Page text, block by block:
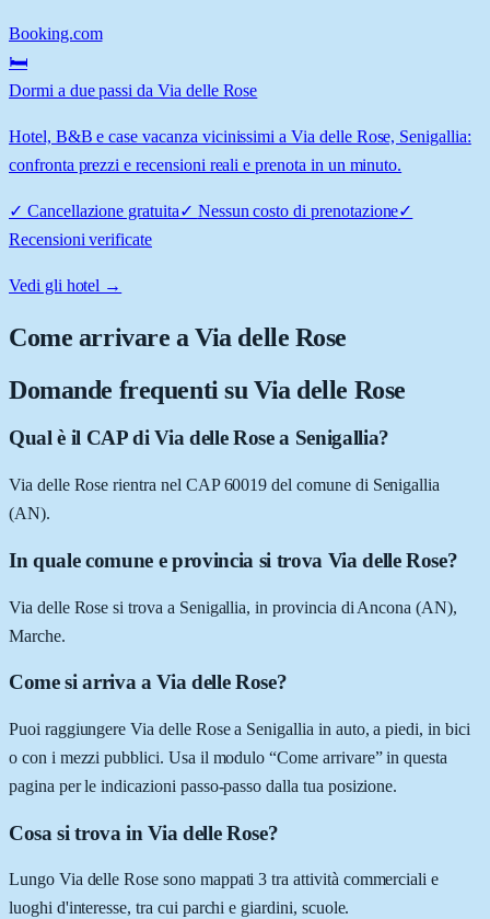
Booking.com
🛏️
Dormi a due passi da Via delle Rose
Hotel, B&B e case vacanza vicinissimi a Via delle Rose, Senigallia:
confronta prezzi e recensioni reali e prenota in un minuto.
✓ Cancellazione gratuita✓ Nessun costo di prenotazione✓
Recensioni verificate
Vedi gli hotel →
Come arrivare aVia delle Rose
Domande frequenti su Via delle Rose
Qual è il CAP di Via delle Rose a Senigallia?
Via delle Rose rientra nel CAP 60019 del comune di Senigallia
(AN).
In quale comune e provincia si trova Via delle Rose?
Via delle Rose si trova a Senigallia, in provincia di Ancona (AN),
Marche.
Come si arriva a Via delle Rose?
Puoi raggiungere Via delle Rose a Senigallia in auto, a piedi, in bici
o con i mezzi pubblici. Usa il modulo “Come arrivare” in questa
pagina per le indicazioni passo-passo dalla tua posizione.
Cosa si trova in Via delle Rose?
Lungo Via delle Rose sono mappati 3 tra attività commerciali e
luoghi d'interesse, tra cui parchi e giardini, scuole.